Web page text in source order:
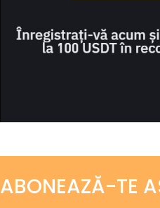
ABONEAZĂ-TE